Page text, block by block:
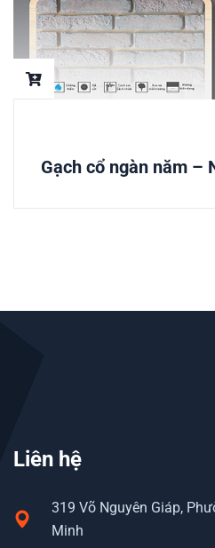
Gạch cổ ngàn năm –
Liên hệ
319 Võ Nguyên Giáp,
Minh